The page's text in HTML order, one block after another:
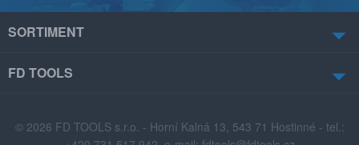
SORTIMENT
FD TOOLS
© 2026 FD TOOLS s.r.o. - Horní Kalná 13, 543 71 Hostinné - tel.: